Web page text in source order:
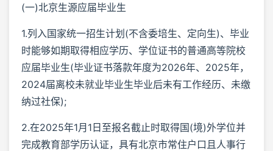
(一)北京生源应届毕业生
1.列入国家统一招生计划(不含委培生、定向生)、毕业
时能够如期取得相应学历、学位证书的普通高等院校
应届毕业生(毕业证书落款年度为2026年、2025年，
2024届离校未就业毕业生毕业后未有工作经历、未缴
纳过社保);
2.在2025年1月1日至报名截止时取得国(境)外学位并
完成教育部学历认证，具有北京市常住户口且人事行